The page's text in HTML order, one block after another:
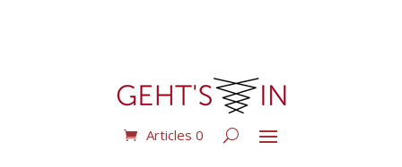
Articles 0